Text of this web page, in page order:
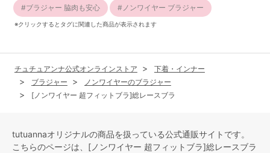
ブラジャー 脇肉も安心 ノンワイヤー ブラジャー
※クリックするとタグに関連した商品が表示されます
チュチュアンナ公式オンラインストア
下着・インナー
ブラジャー
ノンワイヤーのブラジャー
[ノンワイヤー 超フィットブラ]総レースブラ
tutuannaオリジナルの商品を扱っている公式通販サイトです。
こちらのページは、[ノンワイヤー 超フィットブラ]総レースブラ